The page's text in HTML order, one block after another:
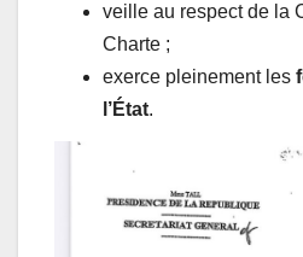
veille au respect de la
Charte ;
exerce pleinement les
l’État.